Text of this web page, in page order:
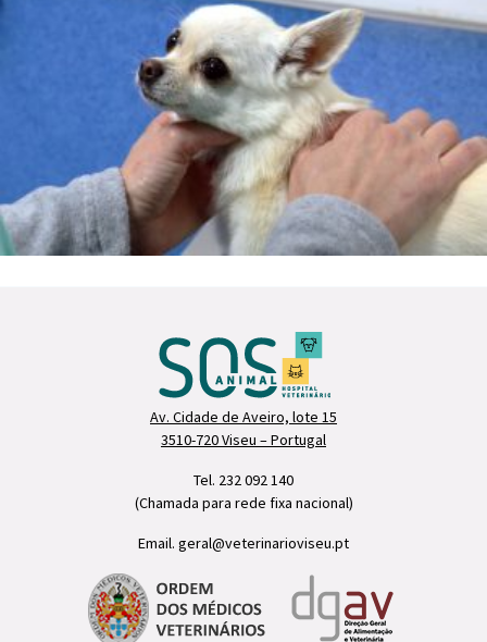
Av. Cidade de Aveiro, lote 15
3510-720 Viseu – Portugal
Tel. 232 092 140
(Chamada para rede fixa nacional)
Email. geral@veterinarioviseu.pt